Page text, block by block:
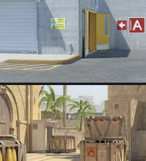
Настройки экрана
Разрешение
Соотношение сторон
Формат изображения
Частота обновления